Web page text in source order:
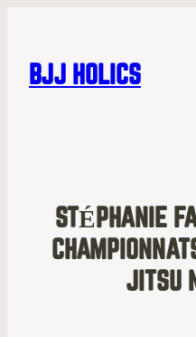
BJJ HOLICS
STÉPHANIE
JITSU